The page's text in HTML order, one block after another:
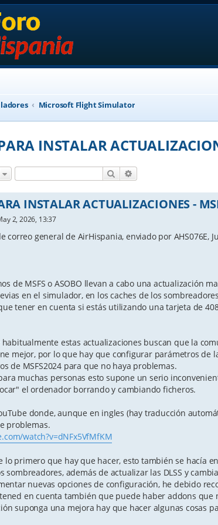
Microsoft Flight Simulator
INSTALAR
Search
INSTALAR ACTUALIZACIONES -
2, 2026, 13:37
correo general de AirHispania, enviado por AHS076E,
de MSFS o ASOBO llevan a cabo una actualización
en el simulador, en los caches de los
tener en cuenta si estás utilizando una tarjeta de
habitualmente estas actualizaciones buscan que la
mejor, por lo que hay que configurar parámetros de
de MSFS2024 para que no haya problemas.
muchas personas esto supone un serio
el ordenador borrando y cambiando ficheros.
donde, aunque en ingles (hay traducción
problemas.
watch?v=dNFx5VfMfKM
lo primero que hay que hacer, esto también se hacía
sombreadores, además de actualizar las DLSS y
nuevas opciones de configuración, he debido
en cuenta también que puede haber addons
suponga una mejora hay que hacer algunas cosas